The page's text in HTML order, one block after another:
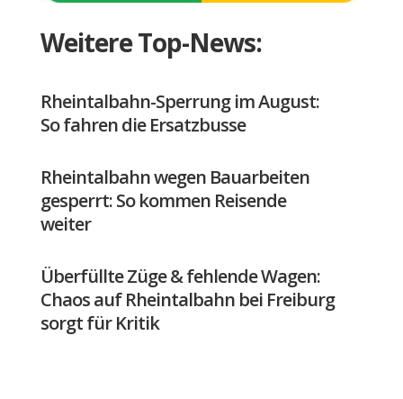
Weitere Top-News:
Rheintalbahn-Sperrung im August:
So fahren die Ersatzbusse
Rheintalbahn wegen Bauarbeiten
gesperrt: So kommen Reisende
weiter
Überfüllte Züge & fehlende Wagen:
Chaos auf Rheintalbahn bei Freiburg
sorgt für Kritik